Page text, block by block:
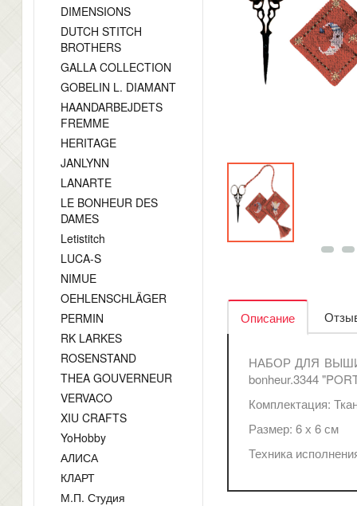
DIMENSIONS
DUTCH STITCH
BROTHERS
GALLA COLLECTION
GOBELIN L. DIAMANT
HAANDARBEJDETS
FREMME
HERITAGE
JANLYNN
LANARTE
LE BONHEUR DES
DAMES
Letistitch
LUCA-S
NIMUE
OEHLENSCHLÄGER
PERMIN
RK LARKES
ROSENSTAND
THEA GOUVERNEUR
VERVACO
XIU CRAFTS
YoHobby
АЛИСА
КЛАРТ
М.П. Студия
Описание
НАБОР ДЛЯ
bonheur.3344
Комплектация:
Размер: 6 х 6 см
Техника